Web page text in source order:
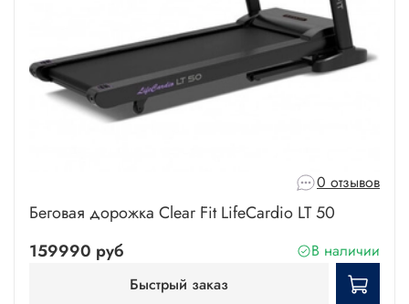
0 отзывов
Беговая дорожка Clear Fit LifeCardio LT 50
159990 руб
В наличии
Быстрый заказ